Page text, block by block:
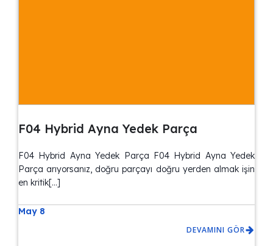
F04 Hybrid Ayna Yedek Parça
F04 Hybrid Ayna Yedek Parça F04 Hybrid Ayna Yedek
Parça arıyorsanız, doğru parçayı doğru yerden almak işin
en kritik[…]
May 8
DEVAMINI GÖR